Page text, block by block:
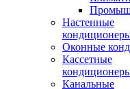
Настенные
Оконные
Кассетные
Канальные